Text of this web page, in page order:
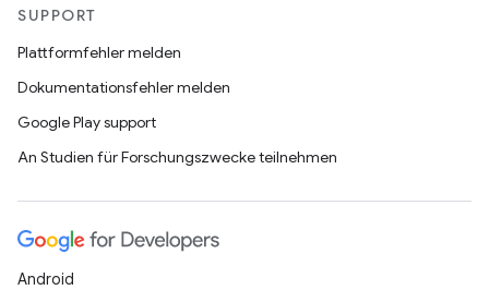
SUPPORT
Plattformfehler melden
Dokumentationsfehler melden
Google Play support
An Studien für Forschungszwecke teilnehmen
Android